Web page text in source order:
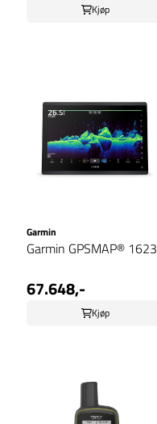
Kjøp
Garmin
Garmin GPSMAP® 1623
67.648,-
Kjøp